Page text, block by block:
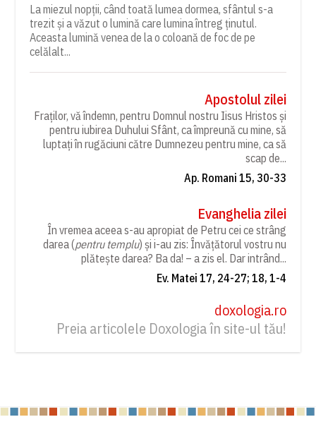
La miezul nopții, când toată lumea dormea, sfântul s-a
trezit și a văzut o lumină care lumina întreg ținutul.
Aceasta lumină venea de la o coloană de foc de pe
celălalt...
Apostolul zilei
Fraților, vă îndemn, pentru Domnul nostru Iisus Hristos și
pentru iubirea Duhului Sfânt, ca împreună cu mine, să
luptați în rugăciuni către Dumnezeu pentru mine, ca să
scap de...
Ap. Romani 15, 30-33
Evanghelia zilei
În vremea aceea s-au apropiat de Petru cei ce strâng
darea (pentru templu) și i-au zis: Învățătorul vostru nu
plătește darea? Ba da! – a zis el. Dar intrând...
Ev. Matei 17, 24-27; 18, 1-4
doxologia.ro
Preia articolele Doxologia în site-ul tău!